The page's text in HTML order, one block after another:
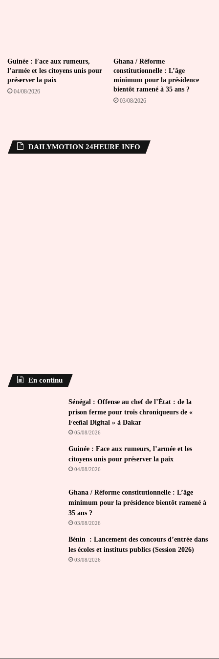
Guinée : Face aux rumeurs,
l’armée et les citoyens unis pour
préserver la paix
04/08/2026
Ghana / Réforme
constitutionnelle : L’âge
minimum pour la présidence
bientôt ramené à 35 ans ?
03/08/2026
DAILYMOTION 24HEURE INFO
En continu
Sénégal : Offense au chef de l’État : de la
prison ferme pour trois chroniqueurs de «
Feeñal Digital » à Dakar
05/08/2026
Guinée : Face aux rumeurs, l’armée et les
citoyens unis pour préserver la paix
04/08/2026
Ghana / Réforme constitutionnelle : L’âge
minimum pour la présidence bientôt ramené à
35 ans ?
03/08/2026
Bénin : Lancement des concours d’entrée dans
les écoles et instituts publics (Session 2026)
03/08/2026